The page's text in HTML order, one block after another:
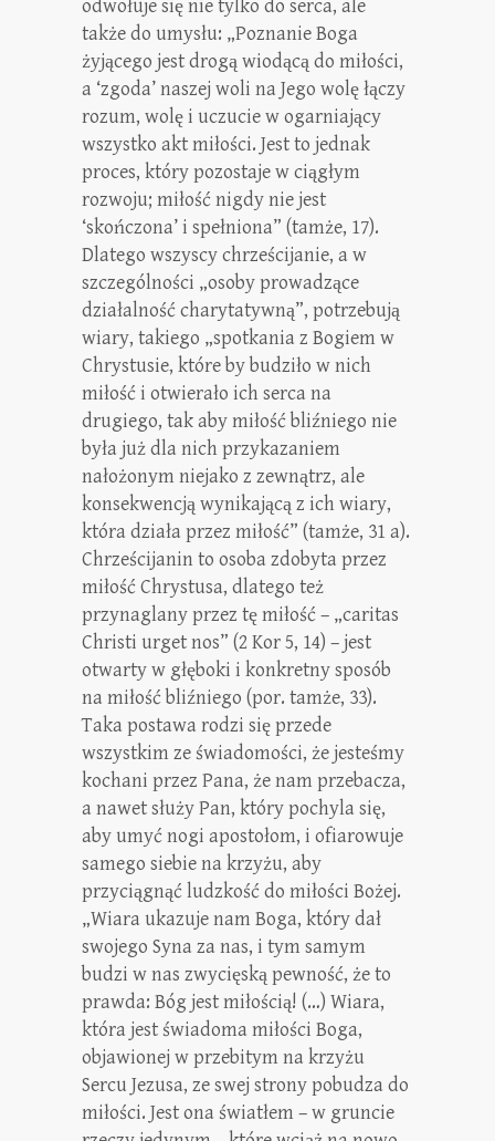
odwołuje się nie tylko do serca, ale
także do umysłu: „Poznanie Boga
żyjącego jest drogą wiodącą do miłości,
a ‘zgoda’ naszej woli na Jego wolę łączy
rozum, wolę i uczucie w ogarniający
wszystko akt miłości. Jest to jednak
proces, który pozostaje w ciągłym
rozwoju; miłość nigdy nie jest
‘skończona’ i spełniona” (tamże, 17).
Dlatego wszyscy chrześcijanie, a w
szczególności „osoby prowadzące
działalność charytatywną”, potrzebują
wiary, takiego „spotkania z Bogiem w
Chrystusie, które by budziło w nich
miłość i otwierało ich serca na
drugiego, tak aby miłość bliźniego nie
była już dla nich przykazaniem
nałożonym niejako z zewnątrz, ale
konsekwencją wynikającą z ich wiary,
która działa przez miłość” (tamże, 31 a).
Chrześcijanin to osoba zdobyta przez
miłość Chrystusa, dlatego też
przynaglany przez tę miłość – „caritas
Christi urget nos” (2 Kor 5, 14) – jest
otwarty w głęboki i konkretny sposób
na miłość bliźniego (por. tamże, 33).
Taka postawa rodzi się przede
wszystkim ze świadomości, że jesteśmy
kochani przez Pana, że nam przebacza,
a nawet służy Pan, który pochyla się,
aby umyć nogi apostołom, i ofiarowuje
samego siebie na krzyżu, aby
przyciągnąć ludzkość do miłości Bożej.
„Wiara ukazuje nam Boga, który dał
swojego Syna za nas, i tym samym
budzi w nas zwycięską pewność, że to
prawda: Bóg jest miłością! (…) Wiara,
która jest świadoma miłości Boga,
objawionej w przebitym na krzyżu
Sercu Jezusa, ze swej strony pobudza do
miłości. Jest ona światłem – w gruncie